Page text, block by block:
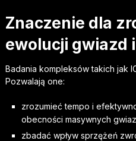
Znaczenie dla
ewolucji gwiazd
Badania kompleksów takich jak
Pozwalają one:
zrozumieć tempo i
obecności masywnych
zbadać wpływ sprzężeń